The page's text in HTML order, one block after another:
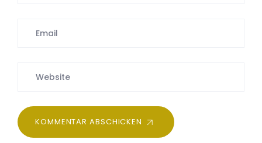
KOMMENTAR ABSCHICKEN